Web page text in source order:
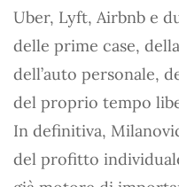
Uber, Lyft, Airbnb e
delle prime case,
dell’auto personale,
del proprio tempo
In definitiva,
del profitto